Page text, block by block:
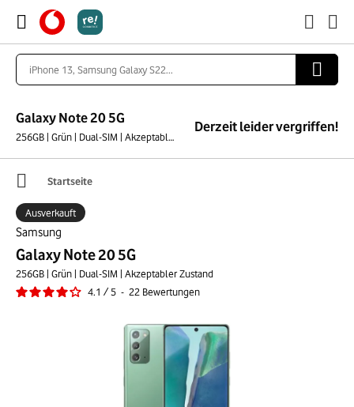
Galaxy Note 20 5G
256GB | Grün | Dual-SIM | Akzeptabler Zustand
Derzeit leider vergriffen!
Startseite
Samsung
Galaxy Note 20 5G
256GB | Grün | Dual-SIM | Akzeptabler Zustand
4.1 /5 - 22 Bewertungen
Ausverkauft